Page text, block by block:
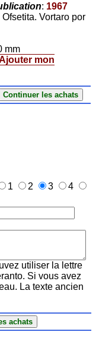
: 1967
Ofsetita. Vortaro por
mm
mon
1 2 3
4
utiliser la lettre
Si vous avez
La texte ancien